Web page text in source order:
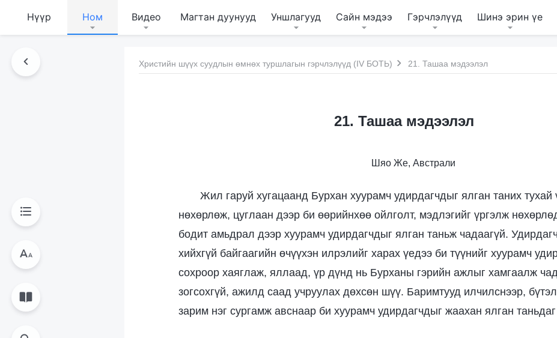
Нүүр Ном Видео Магтан дуунууд Уншлагууд Сайн мэдээ Гэрчлэлүүд Шинэ эрин үе
Христийн шүүх суудлын өмнөх туршлагын гэрчлэлүүд (IV БОТЬ) 21. Ташаа мэдээлэл
21. Ташаа мэдээлэл
Шяо Же, Австрали
Жил гаруй хугацаанд Бурхан хуурамч удирдагчдыг ялган таних тухай
нөхөрлөж, цуглаан дээр би өөрийнхөө ойлголт, мэдлэгийг үргэлж
бодит амьдрал дээр хуурамч удирдагчдыг ялган таньж чадаагүй.
хийхгүй байгаагийн өчүүхэн илрэлийг харах үедээ би түүнийг хуурамч
сохроор хаяглаж, яллаад, үр дүнд нь Бурханы гэрийн ажлыг хамгаалж
зогсохгүй, ажилд саад учруулах дөхсөн шүү. Баримтууд илчилснээр,
зарим нэг сургамж авснаар би хуурамч удирдагчдыг жаахан ялган